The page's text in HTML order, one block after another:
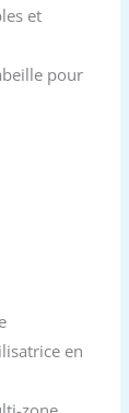
et
pour
en